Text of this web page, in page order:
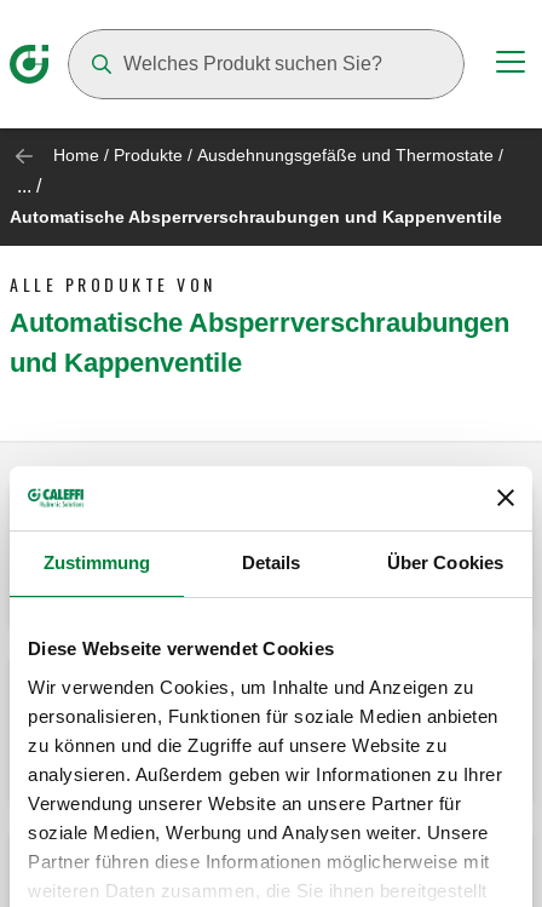
Zustimmung Details Über Cookies
Diese Webseite verwendet Cookies
Wir verwenden Cookies, um Inhalte und Anzeigen zu
personalisieren, Funktionen für soziale Medien anbieten
zu können und die Zugriffe auf unsere Website zu
analysieren. Außerdem geben wir Informationen zu Ihrer
Verwendung unserer Website an unsere Partner für
soziale Medien, Werbung und Analysen weiter. Unsere
Partner führen diese Informationen möglicherweise mit
weiteren Daten zusammen, die Sie ihnen bereitgestellt
Home / Produkte / Ausdehnungsgefäße und Thermostate /
... /
Automatische Absperrverschraubungen und Kappenventile
ALLE PRODUKTE VON
Automatische Absperrverschraubungen
und Kappenventile
Ausdehnungsgefäße.
Automatische Absperrverschraubung für
Kappenventil für Ausdehnungsgefäße, mit